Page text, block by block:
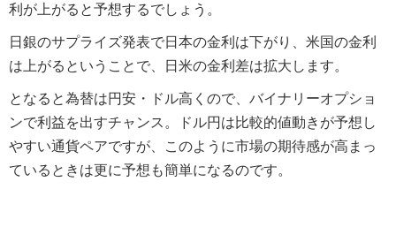
利が上がると予想するでしょう。
日銀のサプライズ発表で日本の金利は下がり、米国の金利
は上がるということで、日米の金利差は拡大します。
となると為替は円安・ドル高くので、バイナリーオプショ
ンで利益を出すチャンス。ドル円は比較的値動きが予想し
やすい通貨ペアですが、このように市場の期待感が高まっ
ているときは更に予想も簡単になるのです。